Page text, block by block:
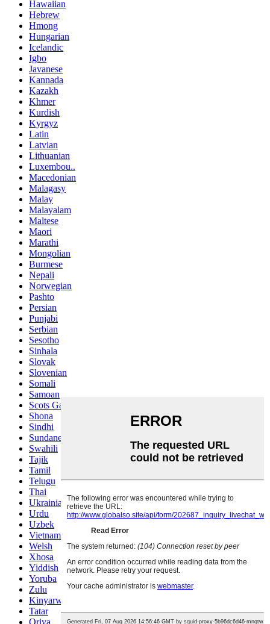
Hawaiian
Hebrew
Hmong
Hungarian
Icelandic
Igbo
Javanese
Kannada
Kazakh
Khmer
Kurdish
Kyrgyz
Latin
Latvian
Lithuanian
Luxembou..
Macedonian
Malagasy
Malay
Malayalam
Maltese
Maori
Marathi
Mongolian
Burmese
Nepali
Norwegian
Pashto
Persian
Punjabi
Serbian
Sesotho
Sinhala
Slovak
Slovenian
Somali
Samoan
Scots Gaelic
Shona
Sindhi
Sundanese
Swahili
Tajik
Tamil
Telugu
Thai
Ukrainian
Urdu
Uzbek
Vietnamese
Welsh
Xhosa
Yiddish
Yoruba
Zulu
Kinyarwanda
Tatar
Oriya